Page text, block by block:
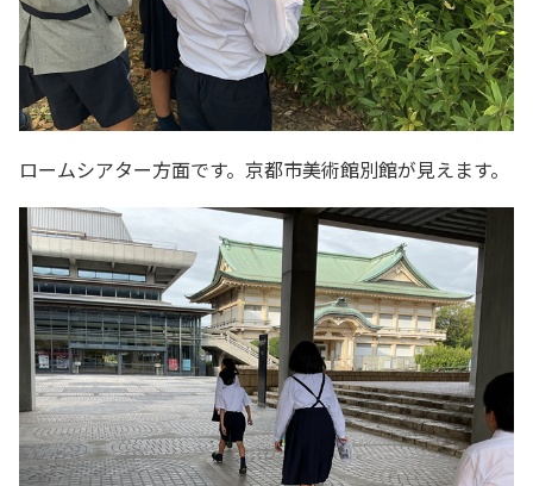
ロームシアター方面です。京都市美術館別館が見えます。